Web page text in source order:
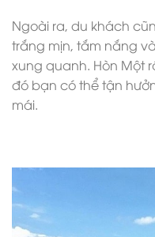
Ngoài ra, du khách
trắng mịn, tắm nắng
xung quanh. Hòn Một
đó bạn có thể tận
mái.